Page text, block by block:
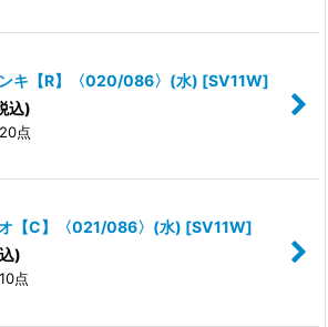
キ【R】〈020/086〉(水) [SV11W]
込)
点
【C】〈021/086〉(水) [SV11W]
)
点